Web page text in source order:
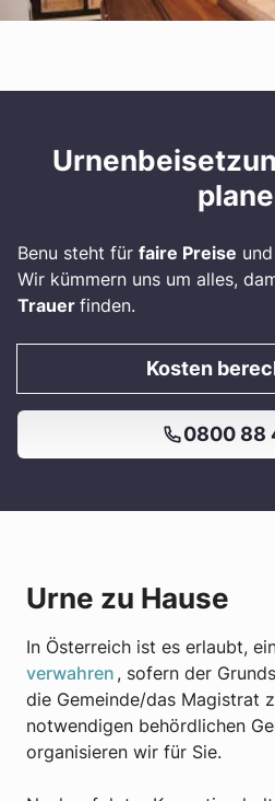
Benu steht für faire Preise und
Wir kümmern uns um alles,
Trauer finden.
Kosten
0800 88
Urne zu Hause
In Österreich ist es erlaubt,
verwahren , sofern der
die Gemeinde/das Magistrat
notwendigen behördlichen
organisieren wir für Sie.